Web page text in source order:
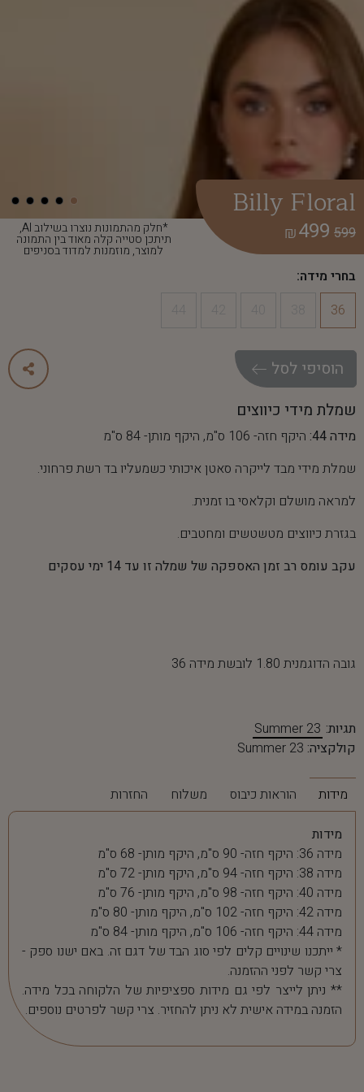
*חלק מהתמונות נוצרו בשילוב AI,
תיתכן סטייה קלה מאוד בין התמונה
למוצר, מוזמנות למדוד בסניפים
Billy Floral
599
499
₪
בחרי מידה:
36
הוסיפי לסל
שמלת מידי כיווצים
מידה 44:
היקף חזה- 106 ס"מ, היקף מותן- 84 ס"מ
שמלת מידי מבד לייקרה סאטן איכותי כשמעליו בד רשת פרחוני.
למראה מושלם וקלאסי בו זמנית.
בגזרת כיווצים מטשטשים ומחטבים.
עקב עומס רב זמן האספקה של שמלה זו עד 14 ימי עסקים
גובה הדוגמנית 1.80 לובשת מידה 36
תגיות: Summer 23
קולקציה: Summer 23
מידות הוראות כיבוס משלוח החזרות
מידות
מידה 36: היקף חזה- 90 ס"מ, היקף מותן- 68 ס"מ
מידה 38: היקף חזה- 94 ס"מ, היקף מותן- 72 ס"מ
מידה 40: היקף חזה- 98 ס"מ, היקף מותן- 76 ס"מ
מידה 42: היקף חזה- 102 ס"מ, היקף מותן- 80 ס"מ
מידה 44: היקף חזה- 106 ס"מ, היקף מותן- 84 ס"מ
* ייתכנו שינויים קלים לפי סוג הבד של דגם זה. באם ישנו ספק -
צרי קשר לפני ההזמנה.
** ניתן לייצר לפי גם מידות ספציפיות של הלקוחה בכל מידה.
הזמנה במידה אישית לא ניתן להחזיר. צרי קשר לפרטים נוספים.